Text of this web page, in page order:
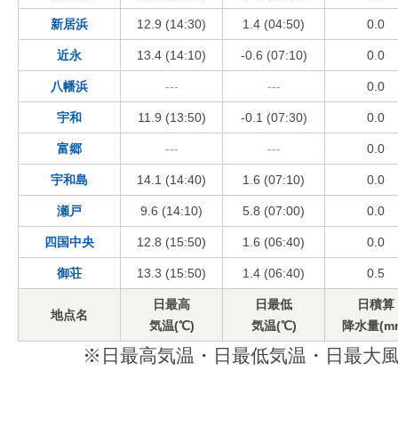
新居浜 12.9 (14:30) 1.4 (04:50) 0.0
近永 13.4 (14:10) -0.6 (07:10) 0.0
八幡浜 --- --- 0.0
宇和 11.9 (13:50) -0.1 (07:30) 0.0
富郷 --- --- 0.0
宇和島 14.1 (14:40) 1.6 (07:10) 0.0
瀬戸 9.6 (14:10) 5.8 (07:00) 0.0
四国中央 12.8 (15:50) 1.6 (06:40) 0.0
御荘 13.3 (15:50) 1.4 (06:40) 0.5
地点名
日最高
気温(℃)
日最低
気温(℃)
日積算
降水量
※日最高気温・日最低気温・日最大